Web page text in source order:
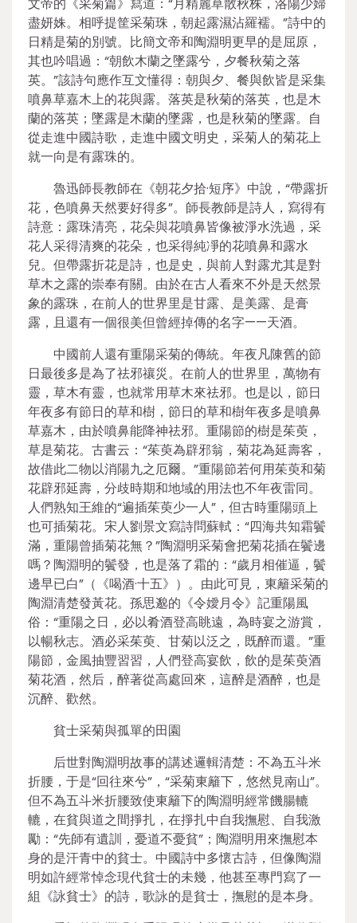
盡妍姝。相呼提筐采菊珠，朝起露濕沾羅襦。”詩中的
日精是菊的別號。比簡文帝和陶淵明更早的是屈原，
其也吟唱過：“朝飲木蘭之墜露兮，夕餐秋菊之落
英。”該詩句應作互文懂得：朝與夕、餐與飲皆是采集
噴鼻草嘉木上的花與露。落英是秋菊的落英，也是木
蘭的落英；墜露是木蘭的墜露，也是秋菊的墜露。自
從走進中國詩歌，走進中國文明史，采菊人的菊花上
就一向是有露珠的。
魯迅師長教師在《朝花夕拾·短序》中說，“帶露折
花，色噴鼻天然要好得多”。師長教師是詩人，寫得有
詩意：露珠清亮，花朵與花噴鼻皆像被淨水洗過，采
花人采得清爽的花朵，也采得純凈的花噴鼻和露水
兒。但帶露折花是詩，也是史，與前人對露尤其是對
草木之露的崇奉有關。由於在古人看來不外是天然景
象的露珠，在前人的世界里是甘露、是美露、是膏
露，且還有一個很美但曾經掉傳的名字——天酒。
中國前人還有重陽采菊的傳統。年夜凡陳舊的節
日最後多是為了祛邪禳災。在前人的世界里，萬物有
靈，草木有靈，也就常用草木來祛邪。也是以，節日
年夜多有節日的草和樹，節日的草和樹年夜多是噴鼻
草嘉木，由於噴鼻能降神祛邪。重陽節的樹是茱萸，
草是菊花。古書云：“茱萸為辟邪翁，菊花為延壽客，
故借此二物以消陽九之厄爾。”重陽節若何用茱萸和菊
花辟邪延壽，分歧時期和地域的用法也不年夜雷同。
人們熟知王維的“遍插茱萸少一人”，但古時重陽頭上
也可插菊花。宋人劉景文寫詩問蘇軾：“四海共知霜鬢
滿，重陽曾插菊花無？”陶淵明采菊會把菊花插在鬢邊
嗎？陶淵明的鬢發，也是落了霜的：“歲月相催逼，鬢
邊早已白”（《喝酒·十五》）。由此可見，東籬采菊的
陶淵清楚發黃花。孫思邈的《令嬡月令》記重陽風
俗：“重陽之日，必以肴酒登高眺遠，為時宴之游賞，
以暢秋志。酒必采茱萸、甘菊以泛之，既醉而還。”重
陽節，金風抽豐習習，人們登高宴飲，飲的是茱萸酒
菊花酒，然后，醉著從高處回來，這醉是酒醉，也是
沉醉、歡然。
貧士采菊與孤單的田園
后世對陶淵明故事的講述邏輯清楚：不為五斗米
折腰，于是“回往來兮”，“采菊東籬下，悠然見南山”。
但不為五斗米折腰致使東籬下的陶淵明經常饑腸轆
轆，在貧與道之間掙扎，在掙扎中自我撫慰、自我激
勵：“先師有遺訓，憂道不憂貧”；陶淵明用來撫慰本
身的是汗青中的貧士。中國詩中多懷古詩，但像陶淵
明如許經常悼念現代貧士的未幾，他甚至專門寫了一
組《詠貧士》的詩，歌詠的是貧士，撫慰的是本身。